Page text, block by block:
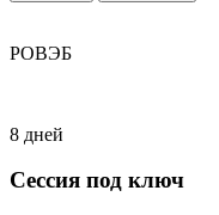
РОВЭБ
8 дней
Сессия под ключ